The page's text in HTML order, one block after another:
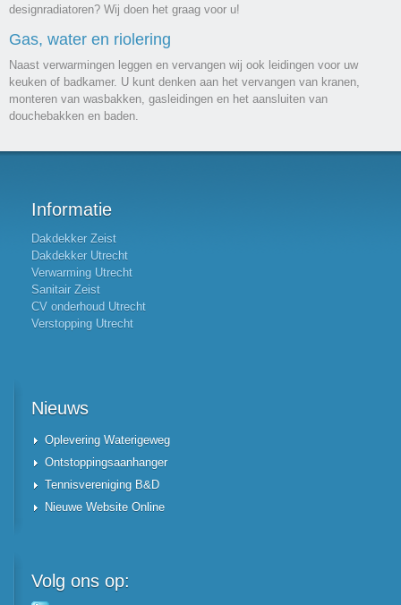
designradiatoren? Wij doen het graag voor u!
Gas, water en riolering
Naast verwarmingen leggen en vervangen wij ook leidingen voor uw
keuken of badkamer. U kunt denken aan het vervangen van kranen,
monteren van wasbakken, gasleidingen en het aansluiten van
douchebakken en baden.
Informatie
Dakdekker Zeist
Dakdekker Utrecht
Verwarming Utrecht
Sanitair Zeist
CV onderhoud Utrecht
Verstopping Utrecht
Nieuws
Oplevering Waterigeweg
Ontstoppingsaanhanger
Tennisvereniging B&D
Nieuwe Website Online
Volg ons op: